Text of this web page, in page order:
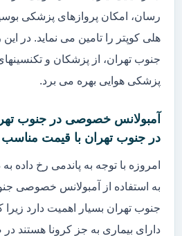
رسان، امکان پروازهای پزشکی
هلی کوپتر را تامین می نماید. در این
جنوب تهران، از پزشکان و
پزشکی هوایی بهره می برد.
آمبولانس خصوصی در جنوب
در جنوب تهران با قیمت مناسب
امروزه با توجه به پاندمی رخ داده به
به استفاده از آمبولانس خصوصی
جنوب تهران بسیار اهمیت دارد
دارای بیماری به جز کرونا هستند